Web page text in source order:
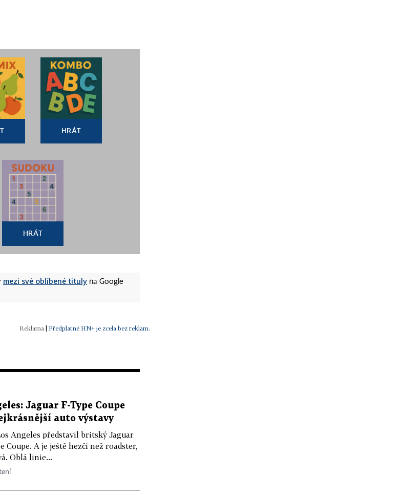
HRÁT
HRÁT
mezi své oblíbené tituly na Google
| Předplatné HN+ je zcela bez reklam.
Jaguar F-Type Coupe
auto výstavy
Angeles představil britský Jaguar
Coupe. A je ještě hezčí než roadster,
Oblá linie...